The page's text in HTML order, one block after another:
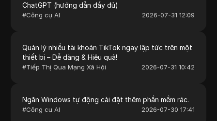
ChatGPT (hướng dẫn đầy đủ)
#Công cụ AI 2026-07-31 12:09
Quản lý nhiều tài khoản TikTok ngay lập tức trên một
thiết bị – Dễ dàng & Hiệu quả!
#Tiếp Thị Qua Mạng Xã Hội 2026-07-31 10:42
Ngăn Windows tự động cài đặt thêm phần mềm rác.
#Công cụ AI 2026-07-30 17:41